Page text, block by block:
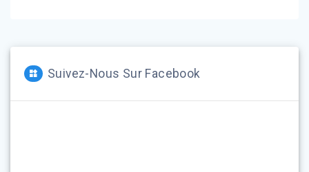
Suivez-Nous Sur Facebook